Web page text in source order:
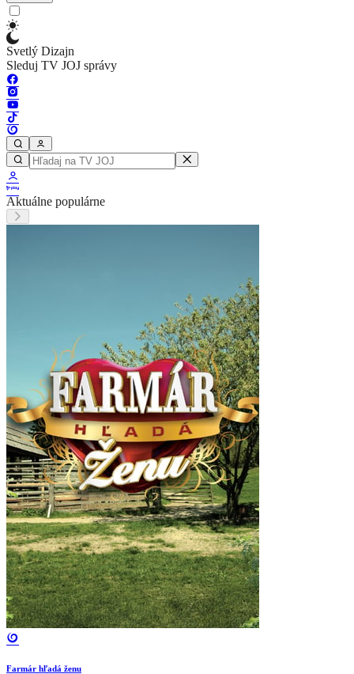
Svetlý Dizajn
Sleduj TV JOJ správy
Aktuálne populárne
Farmár hľadá ženu